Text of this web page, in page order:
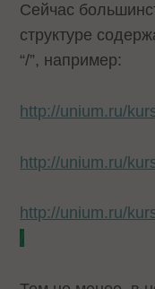
Сейчас
структуре
“/”, например:
http://unium.ru/
http://unium.ru/
http://unium.ru/
/